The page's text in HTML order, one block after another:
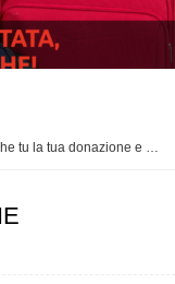
tu la tua donazione e …